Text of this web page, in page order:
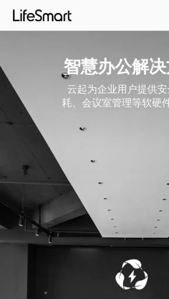
智慧办公解
云起为企业用户提供
耗、会议室管理等软硬